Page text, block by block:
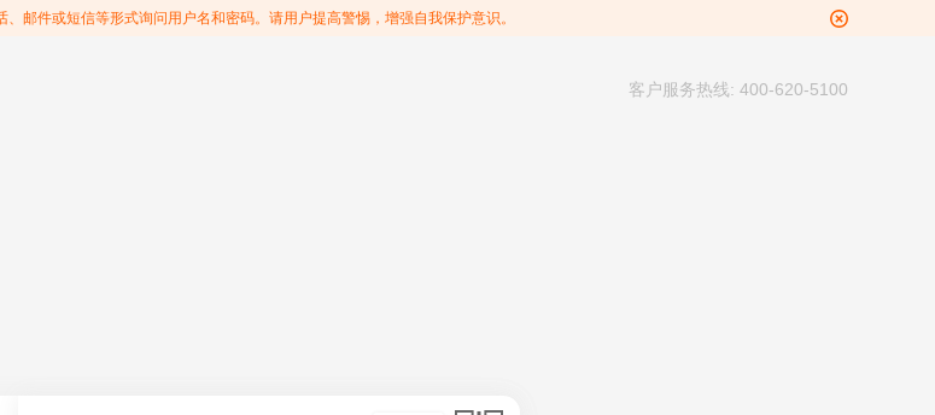
邮件或短信等形式询问用户名和密码。请用户提高警惕，增强自我保护意识。
客户服务热线: 400-620-5100